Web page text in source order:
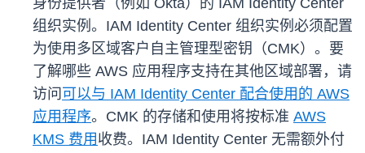
身份提供者（例如 Okta）的 IAM Identity Center
组织实例。IAM Identity Center 组织实例必须配置
为使用多区域客户自主管理型密钥（CMK）。要
了解哪些 AWS 应用程序支持在其他区域部署，请
访问 可以与 IAM Identity Center 配合使用的 AWS
应用程序。CMK 的存储和使用将按标准 AWS
KMS 费用 收费。IAM Identity Center 无需额外付